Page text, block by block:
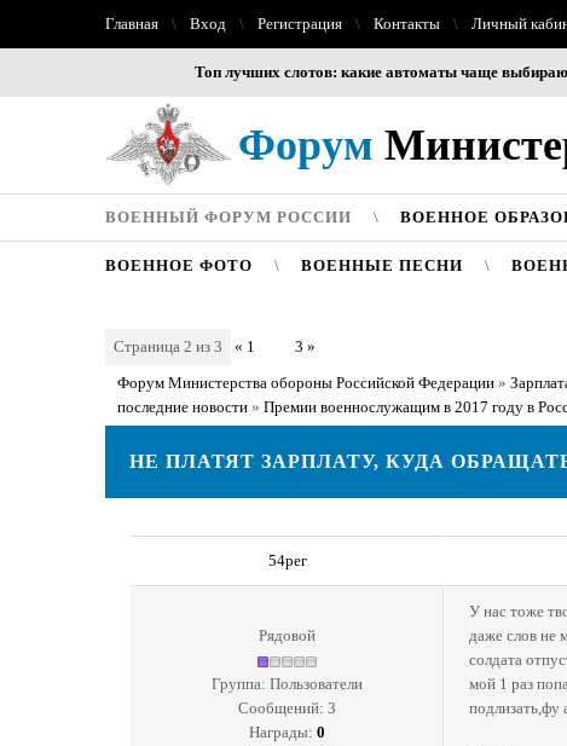
Главная Вход Регистрация Контакты Личный
Топ лучших слотов: какие автоматы чаще выбирают
Форум
ВОЕННЫЙ ФОРУМ РОССИИ ВОЕННОЕ
ВОЕННОЕ ФОТО ВОЕННЫЕ ПЕСНИ
Страница 2 из 3 « 1 3 »
Форум Министерства обороны Российской Федерации »
последние новости » Премии военнослужащим в 2017 году в
НЕ ПЛАТЯТ ЗАРПЛАТУ, КУДА
54рег
Рядовой
Группа: Пользователи
Сообщений: 3
Награды: 0
У нас тоже
даже слов не
солдата
мой 1 раз
подлизать,фу